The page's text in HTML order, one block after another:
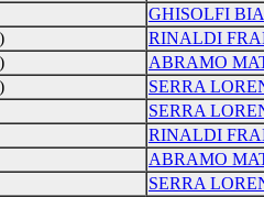
GHISOLFI
RINALDI
ABRAMO
SERRA
SERRA
RINALDI
ABRAMO
SERRA